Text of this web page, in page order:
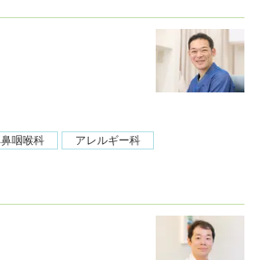
咽喉科
アレルギー科